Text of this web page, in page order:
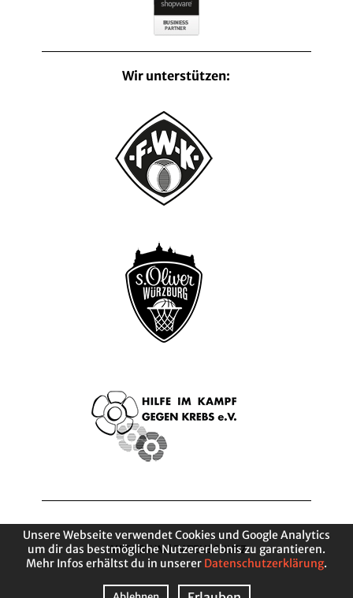
Wir unterstützen:
IMPRESSUM|DATENSCHUTZ
Unsere Webseite verwendet Cookies und Google Analytics
um dir das bestmögliche Nutzererlebnis zu garantieren.
Mehr Infos erhältst du in unserer Datenschutzerklärung.